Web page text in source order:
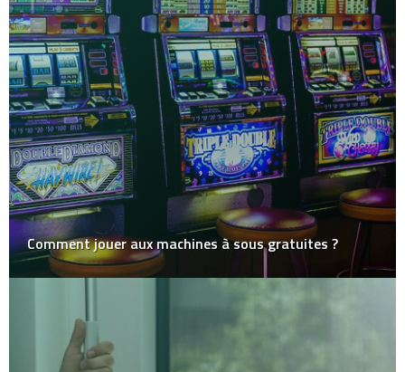
Comment jouer aux machines à sous gratuites ?